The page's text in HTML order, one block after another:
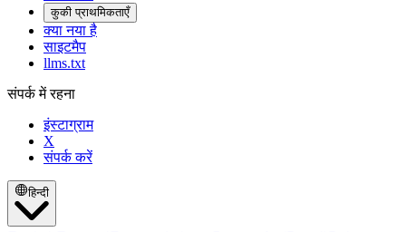
कुकी प्राथमिकताएँ
क्या नया है
साइटमैप
llms.txt
संपर्क में रहना
इंस्टाग्राम
X
संपर्क करें
हिन्दी